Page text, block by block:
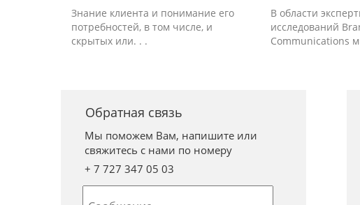
Знание клиента и понимание его
потребностей, в том числе, и
скрытых или. . .
В области
исследований
Communications
Обратная связь
Мы поможем Вам, напишите или
свяжитесь с нами по номеру
+ 7 727 347 05 03